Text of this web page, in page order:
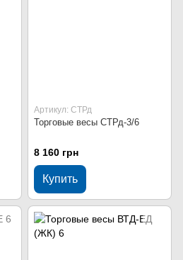
Артикул: СТРд
Торговые весы СТРд-3/6
8 160 грн
Купить